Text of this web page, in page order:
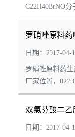
C22H40BrNO
罗硝唑原料药
日期：2017-04-
罗硝唑原料药
厂家位置，027-
双氯芬酸二乙
日期：2017-04-